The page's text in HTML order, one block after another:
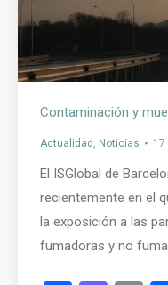
Contaminación y
Actualidad Noticias 17
El ISGlobal de
recientemente en el
la exposición a las
fumadoras y no